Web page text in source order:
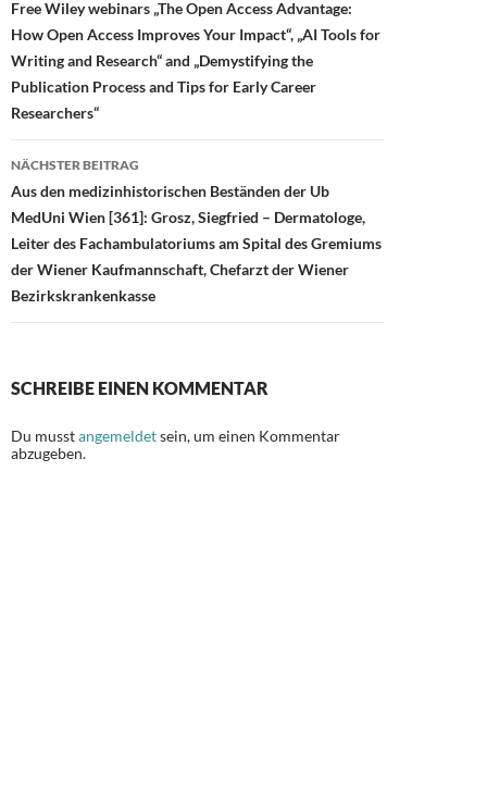
Free Wiley webinars „The Open Access Advantage:
How Open Access Improves Your Impact“, „AI Tools for
Writing and Research“ and „Demystifying the
Publication Process and Tips for Early Career
Researchers“
NÄCHSTER BEITRAG
Aus den medizinhistorischen Beständen der Ub
MedUni Wien [361]: Grosz, Siegfried – Dermatologe,
Leiter des Fachambulatoriums am Spital des Gremiums
der Wiener Kaufmannschaft, Chefarzt der Wiener
Bezirkskrankenkasse
SCHREIBE EINEN KOMMENTAR
Du musstangemeldetsein, um einen Kommentar
abzugeben.